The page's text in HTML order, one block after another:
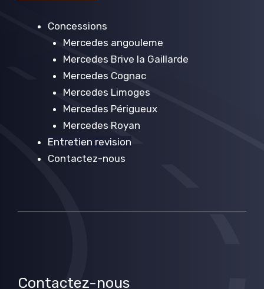
Concessions
Mercedes angouleme
Mercedes Brive la Gaillarde
Mercedes Cognac
Mercedes Limoges
Mercedes Périgueux
Mercedes Royan
Entretien revision
Contactez-nous
Contactez-nous